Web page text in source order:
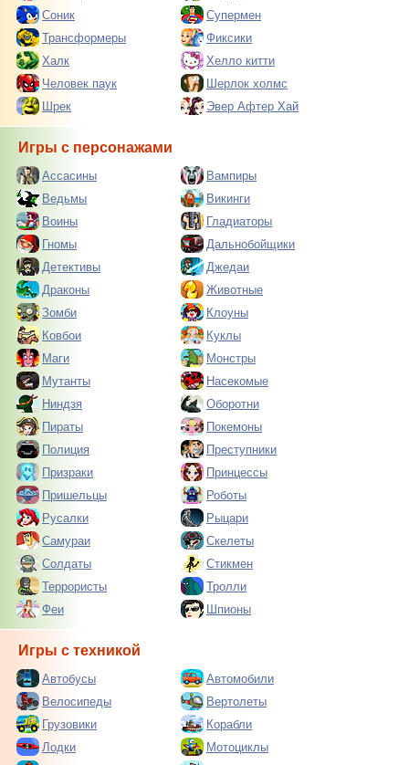
Соник
Супермен
Трансформеры
Фиксики
Халк
Хелло китти
Человек паук
Шерлок холмс
Шрек
Эвер Афтер Хай
Игры с персонажами
Ассасины
Вампиры
Ведьмы
Викинги
Воины
Гладиаторы
Гномы
Дальнобойщики
Детективы
Джедаи
Драконы
Животные
Зомби
Клоуны
Ковбои
Куклы
Маги
Монстры
Мутанты
Насекомые
Ниндзя
Оборотни
Пираты
Покемоны
Полиция
Преступники
Призраки
Принцессы
Пришельцы
Роботы
Русалки
Рыцари
Самураи
Скелеты
Солдаты
Стикмен
Террористы
Тролли
Феи
Шпионы
Игры с техникой
Автобусы
Автомобили
Велосипеды
Вертолеты
Грузовики
Корабли
Лодки
Мотоциклы